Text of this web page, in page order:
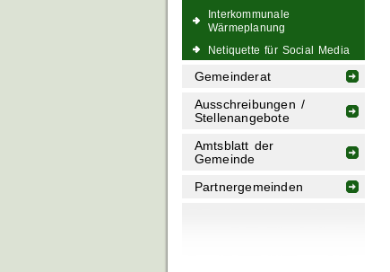
Interkommunale
Wärmeplanung
Netiquette für Social Media
Gemeinderat
Ausschreibungen /
Stellenangebote
Amtsblatt der
Gemeinde
Partnergemeinden